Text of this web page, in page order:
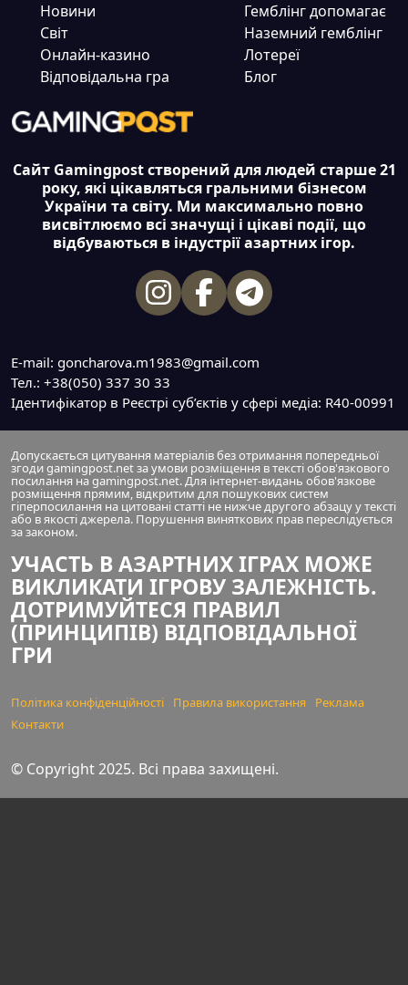
Новини
Світ
Онлайн-казино
Відповідальна гра
Гемблінг допомагає
Наземний гемблінг
Лотереї
Блог
Сайт Gamingpost створений для людей старше 21
року, які цікавляться гральними бізнесом
України та світу. Ми максимально повно
висвітлюємо всі значущі і цікаві події, що
відбуваються в індустрії азартних ігор.
E-mail: goncharova.m1983@gmail.com
Тел.: +38(050) 337 30 33
Ідентифікатор в Реєстрі суб’єктів у сфері медіа: R40-00991
© Copyright 2025. Всі права захищені.
Допускається цитування матеріалів без отримання попередньої
згоди gamingpost.net за умови розміщення в тексті обов'язкового
посилання на gamingpost.net. Для інтернет-видань обов'язкове
розміщення прямим, відкритим для пошукових систем
гіперпосилання на цитовані статті не нижче другого абзацу у тексті
або в якості джерела. Порушення виняткових прав переслідується
за законом.
УЧАСТЬ В АЗАРТНИХ ІГРАХ МОЖЕ
ВИКЛИКАТИ ІГРОВУ ЗАЛЕЖНІСТЬ.
ДОТРИМУЙТЕСЯ ПРАВИЛ
(ПРИНЦИПІВ) ВІДПОВІДАЛЬНОЇ
ГРИ
Політика конфіденційності Правила використання
Реклама
Контакти